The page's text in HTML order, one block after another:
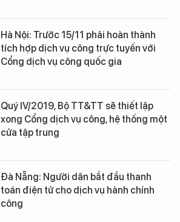
Hà Nội: Trước 15/11 phải hoàn thành
tích hợp dịch vụ công trực tuyến với
Cổng dịch vụ công quốc gia
Quý IV/2019, Bộ TT&TT sẽ thiết lập
xong Cổng dịch vụ công, hệ thống một
cửa tập trung
Đà Nẵng: Người dân bắt đầu thanh
toán điện tử cho dịch vụ hành chính
công